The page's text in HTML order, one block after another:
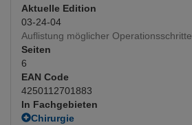
Aktuelle Edition
03-24-04
Auflistung möglicher Operationsschritte
Seiten
6
EAN Code
4250112701883
In Fachgebieten
Chirurgie